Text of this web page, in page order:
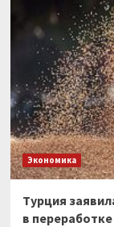
на
вверх
по
S&P
500
Экономика
Турция
в